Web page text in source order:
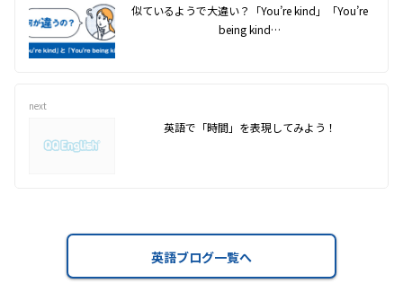
似ているようで大違い？「You’re kind」「You’re
being kind…
next
英語で「時間」を表現してみよう！
英語ブログ一覧へ